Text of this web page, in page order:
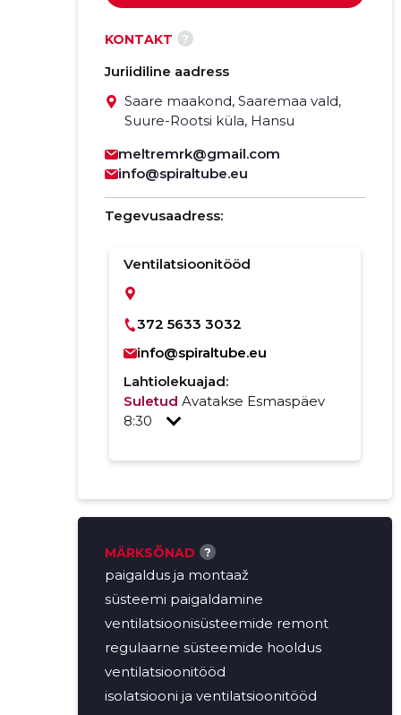
KONTAKT ?
Juriidiline aadress
Saare maakond, Saaremaa vald,
Suure-Rootsi küla, Hansu
meltremrk@gmail.com
info@spiraltube.eu
Tegevusaadress:
Ventilatsioonitööd
372 5633 3032
info@spiraltube.eu
Lahtiolekuajad:
Suletud Avatakse Esmaspäev
8:30
MÄRKSÕNAD ?
paigaldus ja montaaž
süsteemi paigaldamine
ventilatsioonisüsteemide remont
regulaarne süsteemide hooldus
ventilatsioonitööd
isolatsiooni ja ventilatsioonitööd